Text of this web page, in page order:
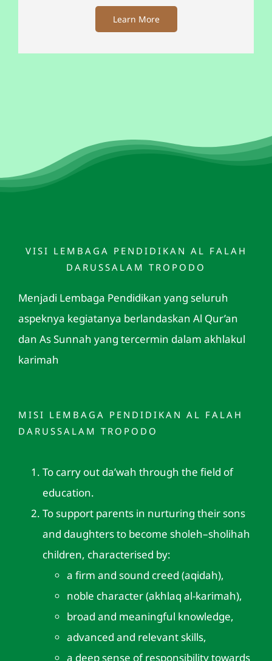
Learn More
VISI LEMBAGA PENDIDIKAN AL FALAH
DARUSSALAM TROPODO
Menjadi Lembaga Pendidikan yang seluruh
aspeknya kegiatanya berlandaskan Al Qur’an
dan As Sunnah yang tercermin dalam akhlakul
karimah
MISI LEMBAGA PENDIDIKAN AL FALAH
DARUSSALAM TROPODO
To carry out da’wah through the field of
education.
To support parents in nurturing their sons
and daughters to become sholeh–sholihah
children, characterised by:
a firm and sound creed (aqidah),
noble character (akhlaq al-karimah),
broad and meaningful knowledge,
advanced and relevant skills,
a deep sense of responsibility towards